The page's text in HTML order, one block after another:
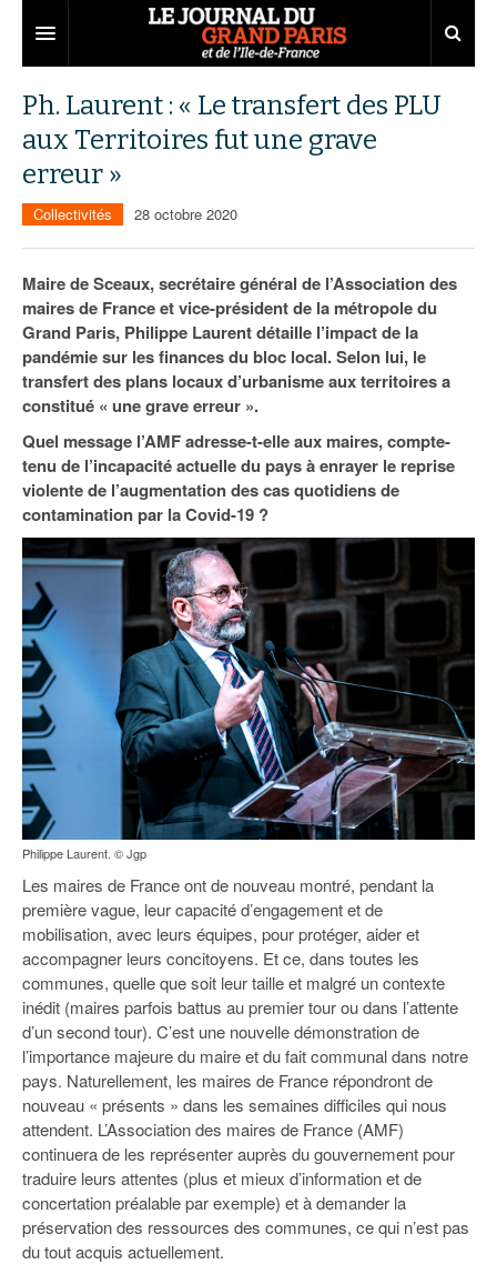
Territoires
Aménagement
Collectivités
Services urbains
Entreprises
Développement économique
Attractivité
Innovation
Transport
Marchés publics
Départements
77
78
91
93
Nominations
Portraits
Agenda
Les Assises du Grand Paris
Éditions précédentes
Le podcast
Ecouter les épisodes
Lire les résumés
Ph. Laurent : « Le transfert des PLU
aux Territoires fut une grave
erreur »
Collectivités 28 octobre 2020
Maire de Sceaux, secrétaire général de l’Association des
maires de France et vice-président de la métropole du
Grand Paris, Philippe Laurent détaille l’impact de la
pandémie sur les finances du bloc local. Selon lui, le
transfert des plans locaux d’urbanisme aux territoires a
constitué « une grave erreur ».
Quel message l’AMF adresse-t-elle aux maires, compte-
tenu de l’incapacité actuelle du pays à enrayer le reprise
violente de l’augmentation des cas quotidiens de
contamination par la Covid-19 ?
Philippe Laurent. © Jgp
Les maires de France ont de nouveau montré, pendant la
première vague, leur capacité d’engagement et de
mobilisation, avec leurs équipes, pour protéger, aider et
accompagner leurs concitoyens. Et ce, dans toutes les
communes, quelle que soit leur taille et malgré un contexte
inédit (maires parfois battus au premier tour ou dans l’attente
d’un second tour). C’est une nouvelle démonstration de
l’importance majeure du maire et du fait communal dans notre
pays. Naturellement, les maires de France répondront de
nouveau « présents » dans les semaines difficiles qui nous
attendent. L’Association des maires de France (AMF)
continuera de les représenter auprès du gouvernement pour
traduire leurs attentes (plus et mieux d’information et de
concertation préalable par exemple) et à demander la
préservation des ressources des communes, ce qui n’est pas
du tout acquis actuellement.